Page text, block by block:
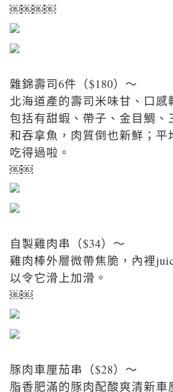
￼￼￼￼
雜錦壽司6件（$180）～
北海道產的壽司米味甘、口感
包括有甜蝦、帶子、金目鯛、
和吞拿魚，肉質倒也新鮮；平
吃得過啦。
￼￼
自製雞肉串（$34）～
雞肉棒外層微帶焦脆，內裡
以令它滑上加滑。
￼￼
豚肉車厘茄串（$28）～
脂香肥滿的豚肉配酸爽清新車